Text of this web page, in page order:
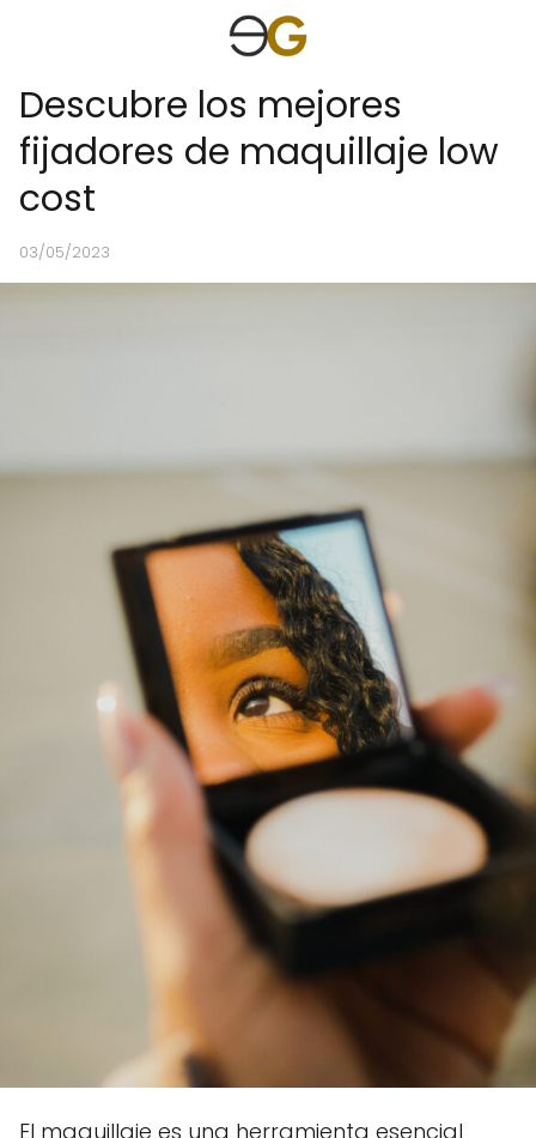
Descubre los mejores
fijadores de maquillaje low
cost
03/05/2023
El maquillaje es una herramienta esencial